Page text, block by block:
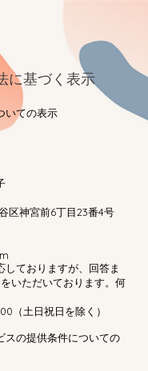
に基づく表示
いての表示
区神宮前6丁目23番4号
しておりますが、回答ま
いただいております。何
（土日祝日を除く）
スの提供条件についての